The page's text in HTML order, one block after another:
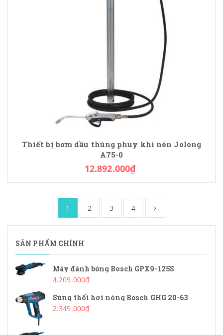
Thiết bị bơm dầu thùng phuy khí nén Jolong
A75-0
12.892.000₫
1 2 3 4
SẢN PHẨM CHÍNH
Máy đánh bóng Bosch GPX9-125S
4.209.000₫
Súng thổi hơi nóng Bosch GHG 20-63
2.349.000₫